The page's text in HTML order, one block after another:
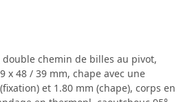
chemin de billes au pivot,
x 48 / 39 mm, chape avec une
et 1.80 mm (chape), corps en